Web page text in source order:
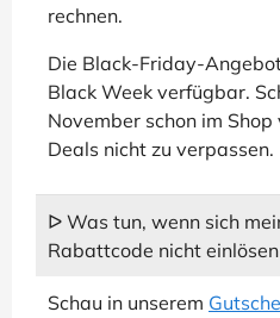
rechnen.
Die Black-Friday-
Black Week verfügbar.
November schon im
Deals nicht zu verpassen.
ᐅ Was tun, wenn sich
Rabattcode nicht
Schau in unserem